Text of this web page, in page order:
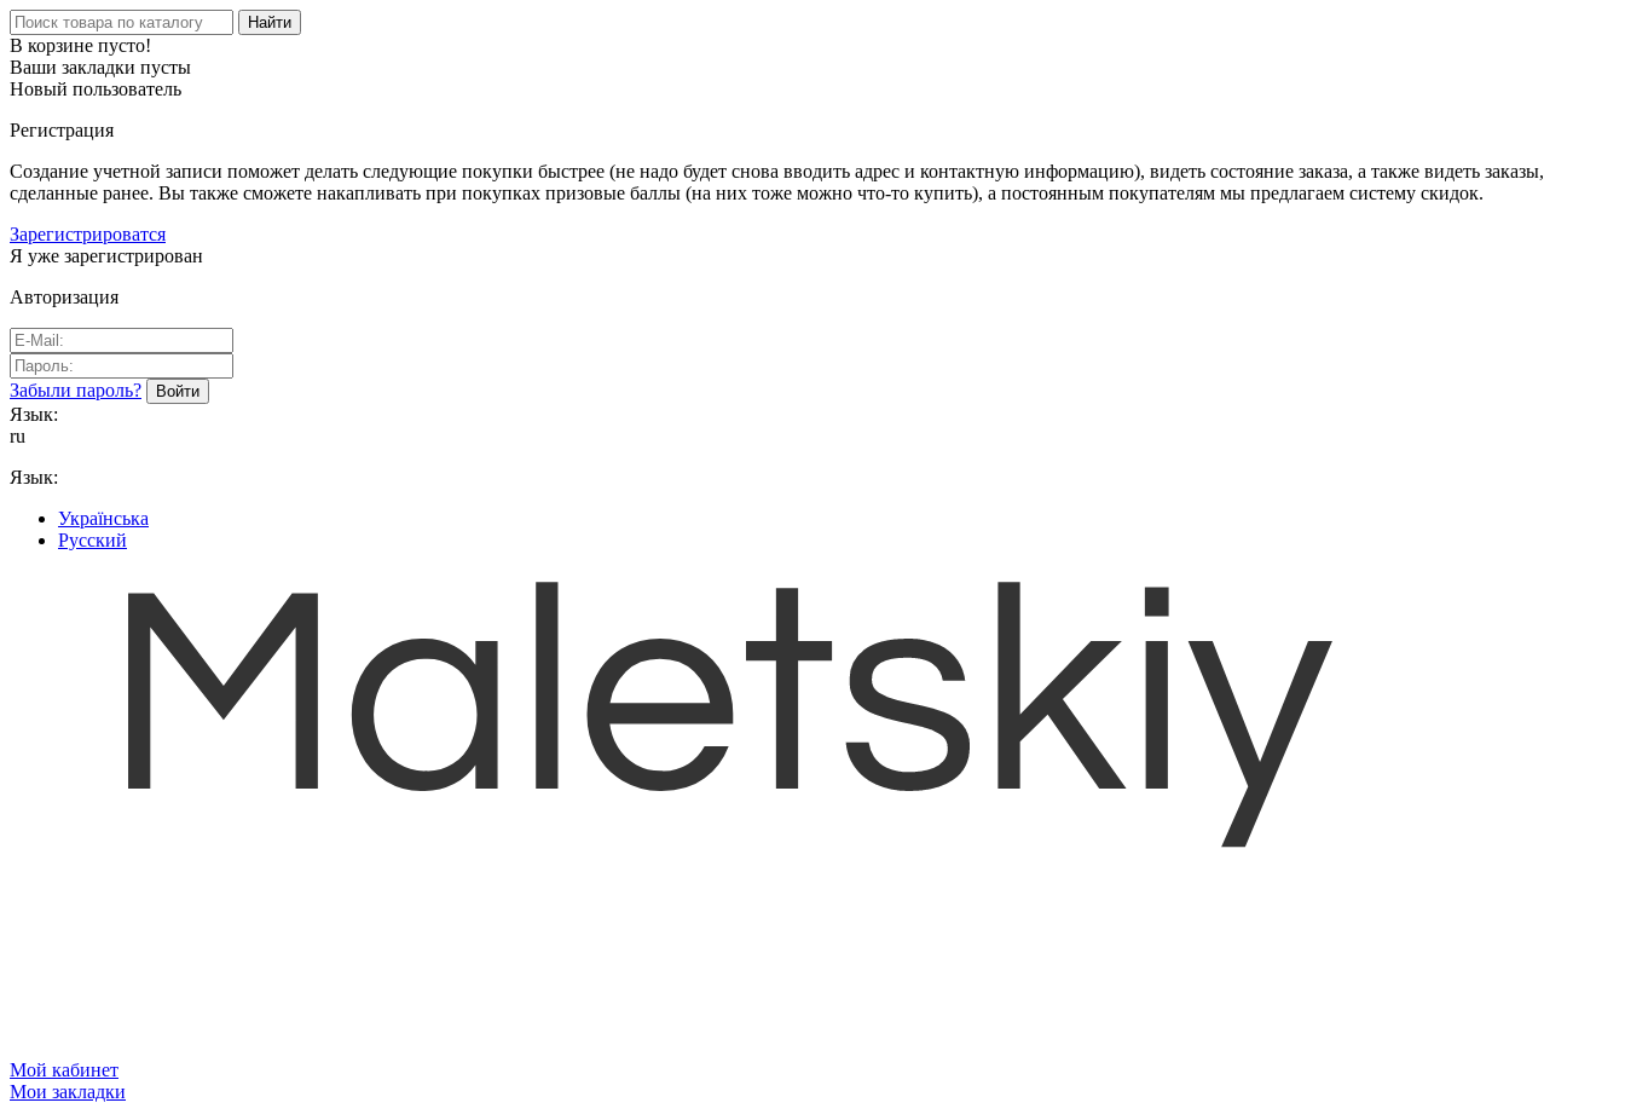
Найти
В корзине пусто!
Ваши закладки пусты
Новый пользователь
Регистрация
Создание учетной записи поможет делать следующие покупки быстрее (не надо будет снова вводить адрес и контактную информацию), видеть состояние заказа, а также видеть заказы,
сделанные ранее. Вы также сможете накапливать при покупках призовые баллы (на них тоже можно что-то купить), а постоянным покупателям мы предлагаем систему скидок.
Зарегистрироватся
Я уже зарегистрирован
Авторизация
Забыли пароль?
Язык:
ru
Язык:
Українська
Русский
Мой кабинет
Мои закладки